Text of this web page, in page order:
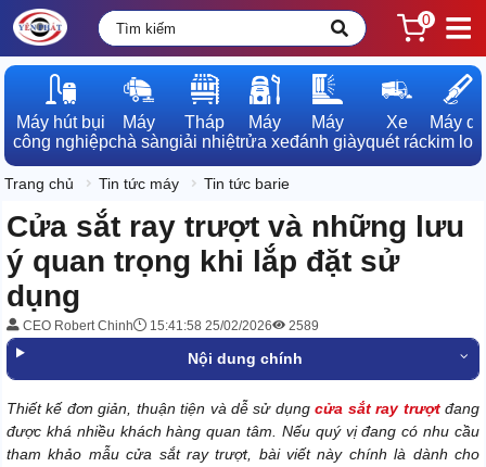
0
Máy hút bụi
công nghiệp
Máy
chà sàn
Tháp
giải nhiệt
Máy
rửa xe
Máy
đánh giày
Xe
quét rác
Máy dò
kim loại
Trang chủ Tin tức máy Tin tức barie
Cửa sắt ray trượt và những lưu
ý quan trọng khi lắp đặt sử
dụng
CEO Robert Chinh 15:41:58 25/02/2026 2589
Nội dung chính
Thiết kế đơn giản, thuận tiện và dễ sử dụngcửa sắt ray trượtđang
được khá nhiều khách hàng quan tâm. Nếu quý vị đang có nhu cầu
tham khảo mẫu cửa sắt ray trượt, bài viết này chính là dành cho